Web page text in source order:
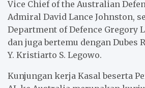
Vice Chief of the Australian
Admiral David Lance Johnston,
Department of Defence Gregory
dan juga bertemu dengan Dubes
Y. Kristiarto S. Legowo.
Kunjungan kerja Kasal beserta